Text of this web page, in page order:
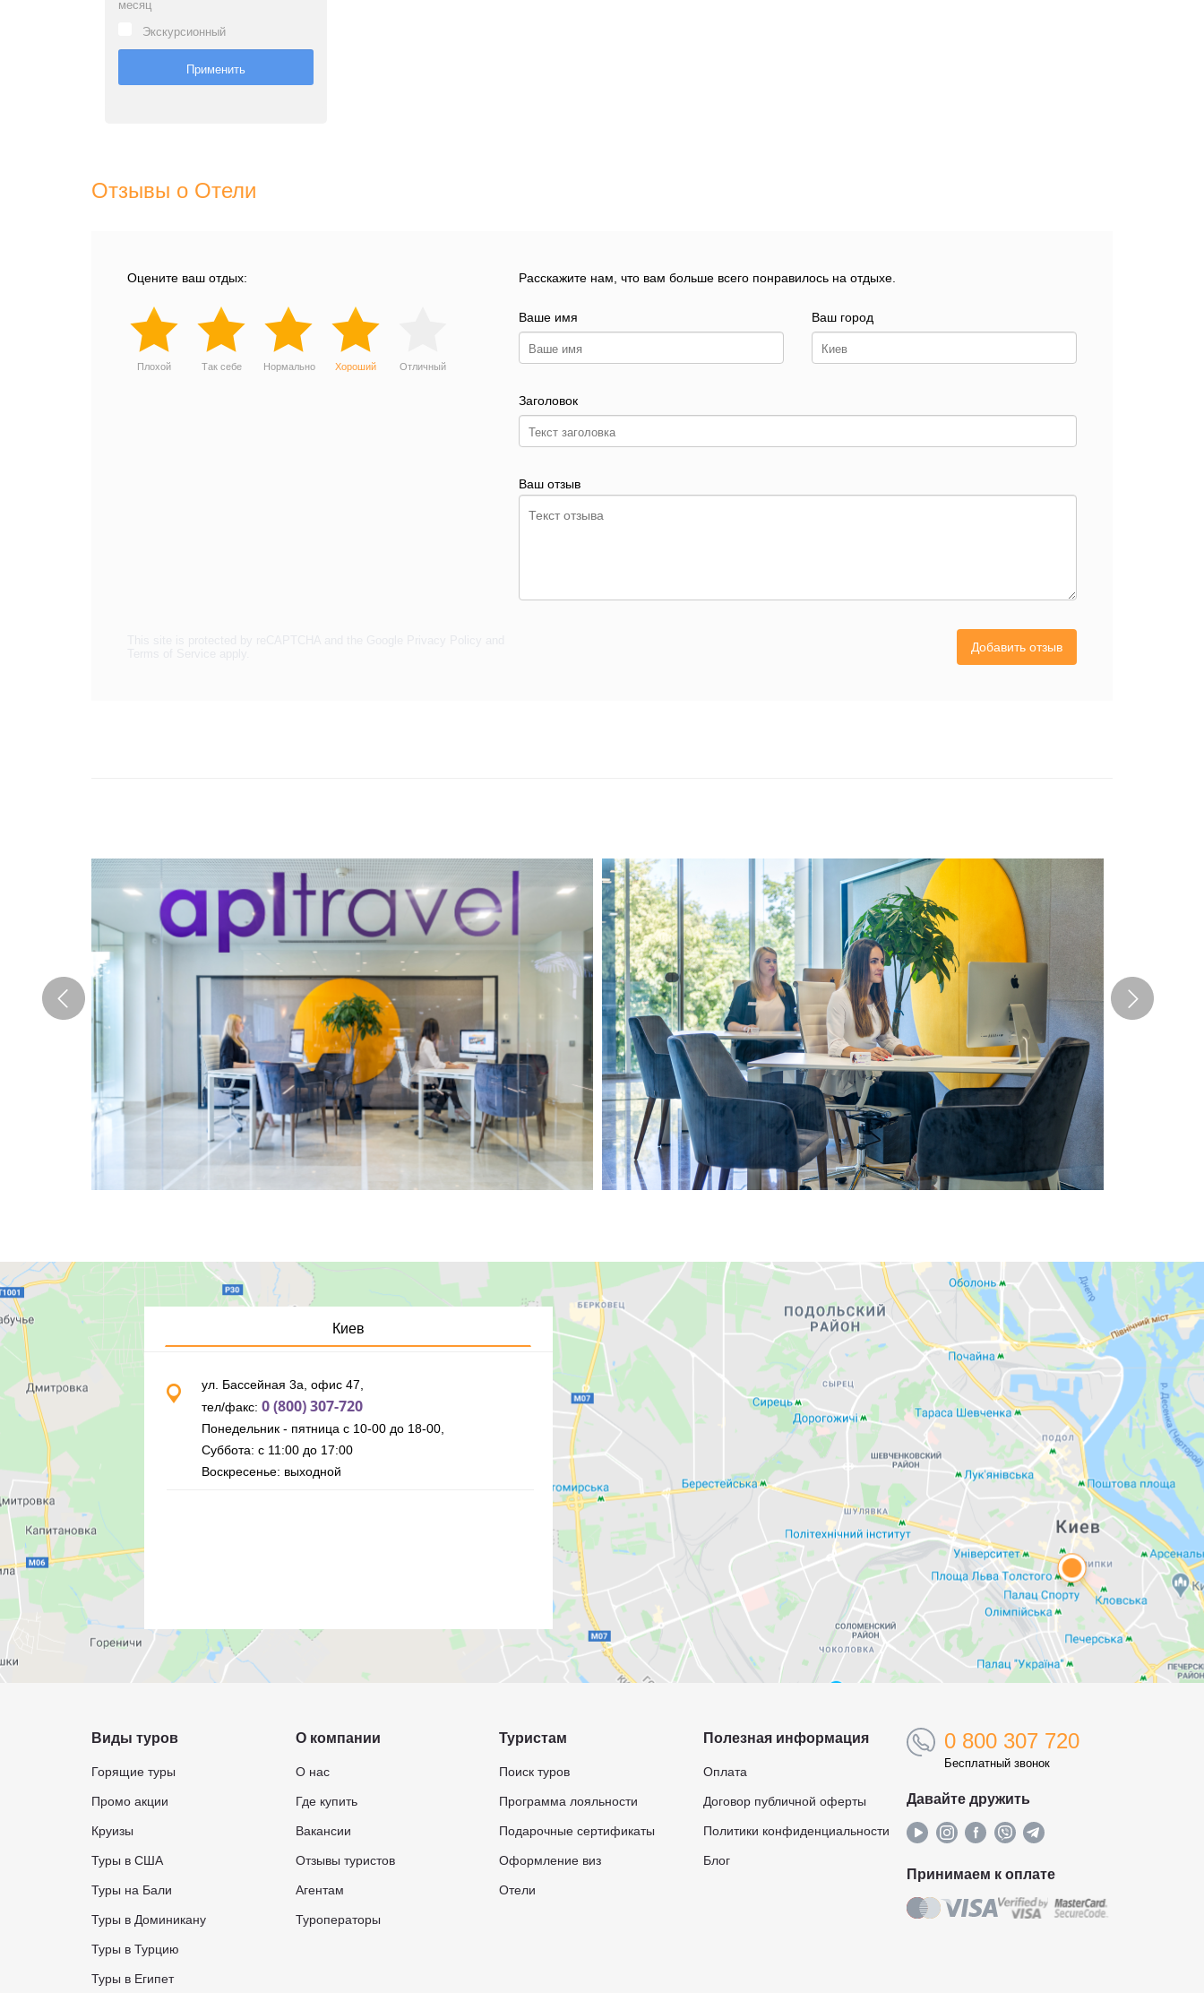
месяц
Экскурсионный
Отзывы о Отели
Оцените ваш отдых:
Плохой Так себе Нормально Хороший Отличный
Расскажите нам, что вам больше всего понравилось на отдыхе.
Ваше имя Ваш город
Заголовок
Ваш отзыв
Добавить отзыв
Киев
ул. Бассейная 3а, офис 47,
тел/факс: 0 (800) 307-720
Понедельник - пятница с 10-00 до 18-00,
Суббота: с 11:00 до 17:00
Воскресенье: выходной
Виды туров
Горящие туры
Промо акции
Круизы
Туры в США
Туры на Бали
Туры в Доминикану
Туры в Турцию
Туры в Египет
О компании
О нас
Где купить
Вакансии
Отзывы туристов
Агентам
Туроператоры
Туристам
Поиск туров
Программа лояльности
Подарочные сертификаты
Оформление виз
Отели
Полезная информация
Оплата
Договор публичной оферты
Политики конфиденциальности
Блог
0 800 307 720
Бесплатный звонок
Давайте дружить
Принимаем к оплате